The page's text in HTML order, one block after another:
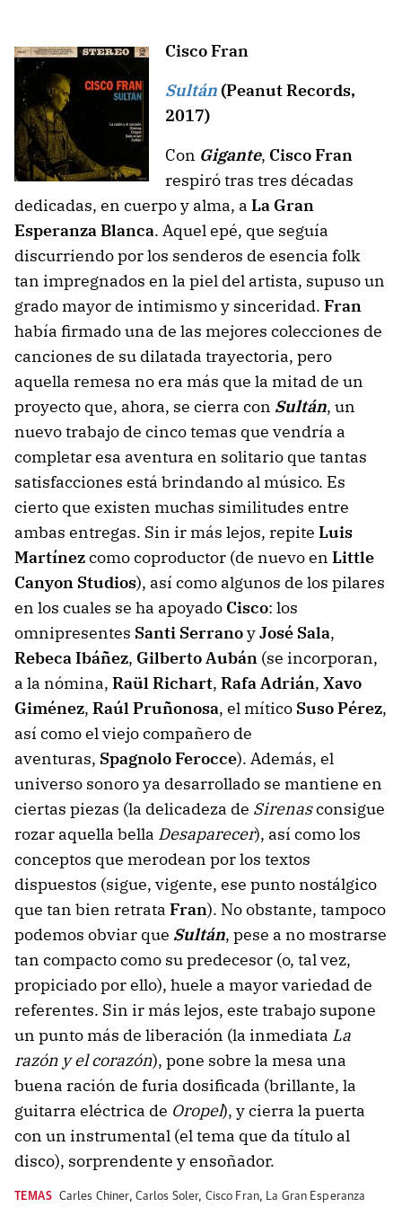
Cisco Fran
Sultán(Peanut Records,
2017)
Con Gigante, Cisco Fran
respiró tras tres décadas
dedicadas, en cuerpo y alma, a La Gran
Esperanza Blanca. Aquel epé, que seguía
discurriendo por los senderos de esencia folk
tan impregnados en la piel del artista, supuso un
grado mayor de intimismo y sinceridad. Fran
había firmado una de las mejores colecciones de
canciones de su dilatada trayectoria, pero
aquella remesa no era más que la mitad de un
proyecto que, ahora, se cierra con Sultán, un
nuevo trabajo de cinco temas que vendría a
completar esa aventura en solitario que tantas
satisfacciones está brindando al músico. Es
cierto que existen muchas similitudes entre
ambas entregas. Sin ir más lejos, repite Luis
Martínezcomo coproductor (de nuevo en Little
Canyon Studios), así como algunos de los pilares
en los cuales se ha apoyado Cisco: los
omnipresentes Santi SerranoyJosé Sala,
Rebeca Ibáñez, Gilberto Aubán (se incorporan,
a la nómina, Raül Richart, Rafa Adrián, Xavo
Giménez, Raúl Pruñonosa, el mítico Suso Pérez,
así como el viejo compañero de
aventuras, Spagnolo Ferocce). Además, el
universo sonoro ya desarrollado se mantiene en
ciertas piezas (la delicadeza de Sirenasconsigue
rozar aquella bella Desaparecer), así como los
conceptos que merodean por los textos
dispuestos (sigue, vigente, ese punto nostálgico
que tan bien retrata Fran). No obstante, tampoco
podemos obviar que Sultán, pese a no mostrarse
tan compacto como su predecesor (o, tal vez,
propiciado por ello), huele a mayor variedad de
referentes. Sin ir más lejos, este trabajo supone
un punto más de liberación (la inmediata La
razón y el corazón), pone sobre la mesa una
buena ración de furia dosificada (brillante, la
guitarra eléctrica de Oropel), y cierra la puerta
con un instrumental (el tema que da título al
disco), sorprendente y ensoñador.
TEMAS Carles Chiner, Carlos Soler, Cisco Fran, La Gran Esperanza